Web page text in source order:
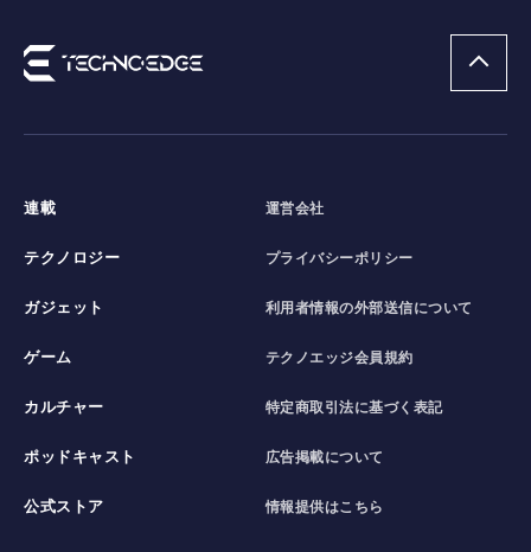
連載
テクノロジー
ガジェット
ゲーム
カルチャー
ポッドキャスト
公式ストア
運営会社
プライバシーポリシー
利用者情報の外部送信について
テクノエッジ会員規約
特定商取引法に基づく表記
広告掲載について
情報提供はこちら